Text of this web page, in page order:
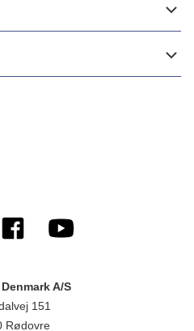
A/S
151
Rødovre